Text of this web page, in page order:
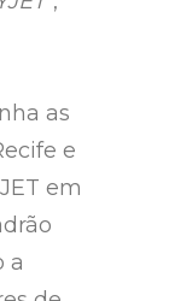
as
e
em
a